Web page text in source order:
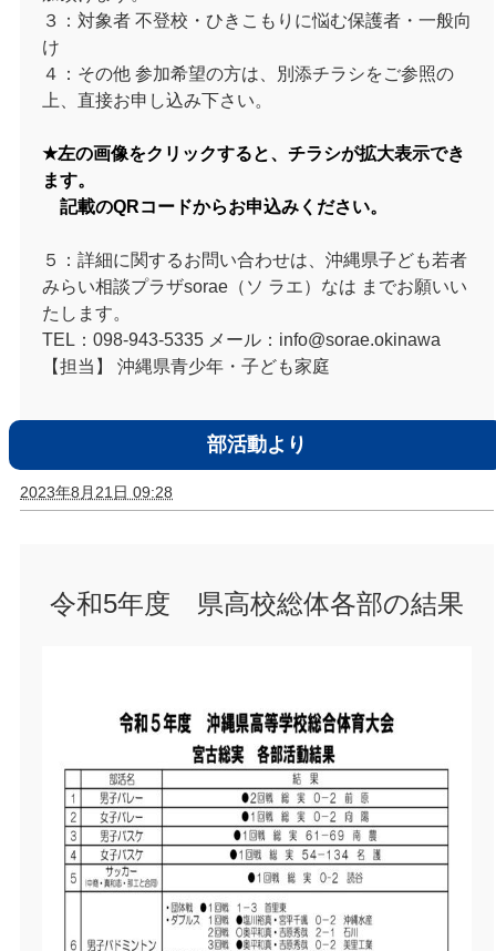
３：対象者 不登校・ひきこもりに悩む保護者・一般向
け
４：その他 参加希望の方は、別添チラシをご参照の
上、直接お申し込み下さい。
★左の画像をクリックすると、チラシが拡大表示でき
ます。
記載のQRコードからお申込みください。
５：詳細に関するお問い合わせは、沖縄県子ども若者
みらい相談プラザsorae（ソ ラエ）なは までお願いい
たします。
TEL：098-943-5335 メール：info@sorae.okinawa
【担当】 沖縄県青少年・子ども家庭
部活動より
2023年8月21日 09:28
令和5年度 県高校総体各部の結果